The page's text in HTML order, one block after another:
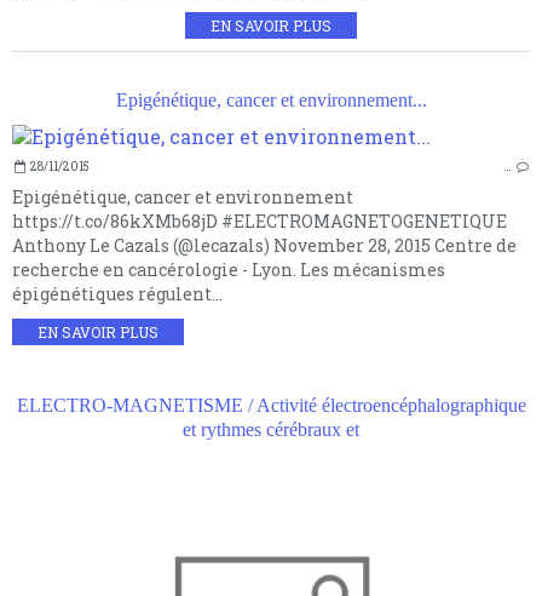
EN SAVOIR PLUS
Epigénétique, cancer et environnement...
28/11/2015
Epigénétique, cancer et environnement
https://t.co/86kXMb68jD #ELECTROMAGNETOGENETIQUE
Anthony Le Cazals (@lecazals) November 28, 2015 Centre de
recherche en cancérologie - Lyon. Les mécanismes
épigénétiques régulent...
EN SAVOIR PLUS
ELECTRO-MAGNETISME / Activité électroencéphalographique
et rythmes cérébraux et